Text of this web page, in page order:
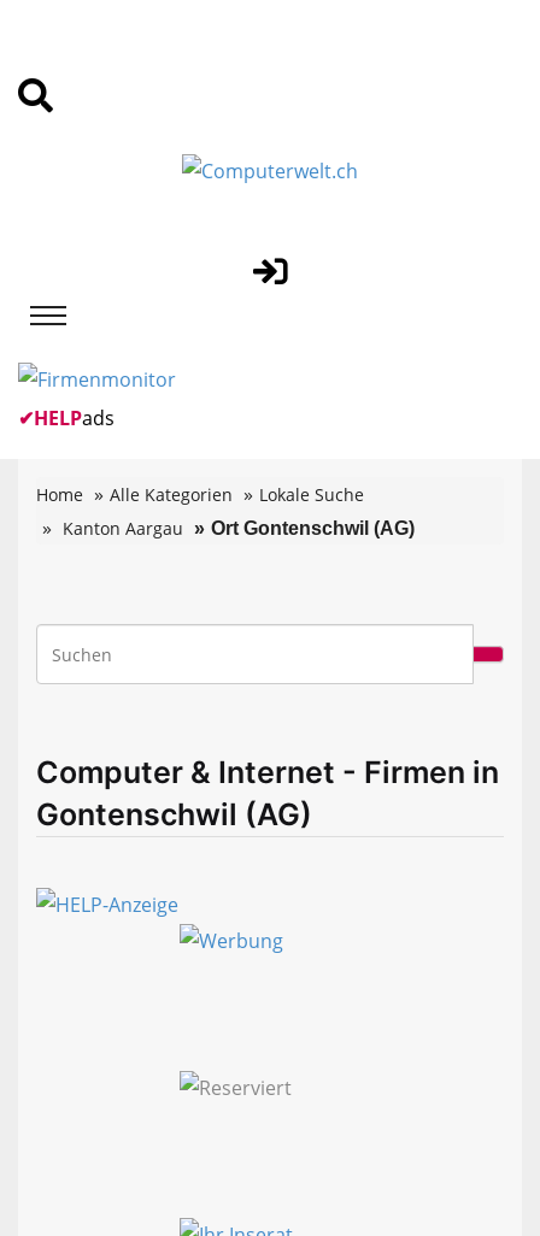
✔HELPads
Home Alle Kategorien
Lokale Suche
Kanton Aargau
Ort Gontenschwil (AG)
Computer & Internet - Firmen in
Gontenschwil (AG)